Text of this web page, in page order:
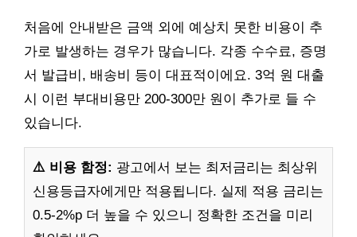
처음에 안내받은 금액 외에 예상치 못한 비용이 추
가로 발생하는 경우가 많습니다. 각종 수수료, 증명
서 발급비, 배송비 등이 대표적이에요. 3억 원 대출
시 이런 부대비용만 200-300만 원이 추가로 들 수
있습니다.
⚠️ 비용 함정: 광고에서 보는 최저금리는 최상위
신용등급자에게만 적용됩니다. 실제 적용 금리는
0.5-2%p 더 높을 수 있으니 정확한 조건을 미리